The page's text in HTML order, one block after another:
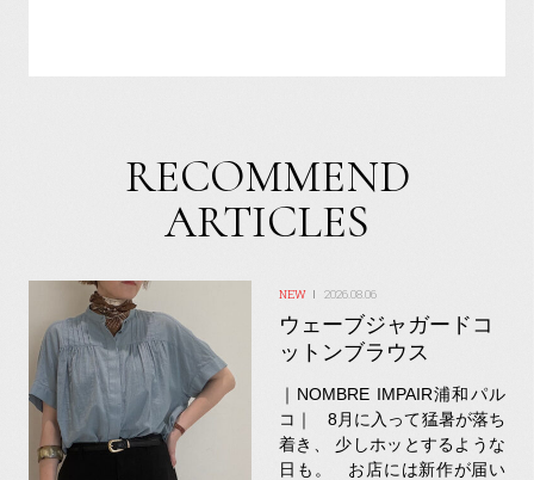
RECOMMEND
ARTICLES
2026.08.06
ウェーブジャガードコ
ットンブラウス
｜NOMBRE IMPAIR浦和パル
コ｜ 8月に入って猛暑が落ち
着き、 少しホッとするような
日も。 お店には新作が届い